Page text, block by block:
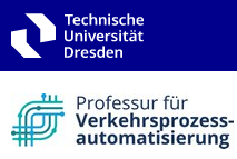
Zur Hauptnavigation springen
Zur Suche springen
Zum Inhalt springen